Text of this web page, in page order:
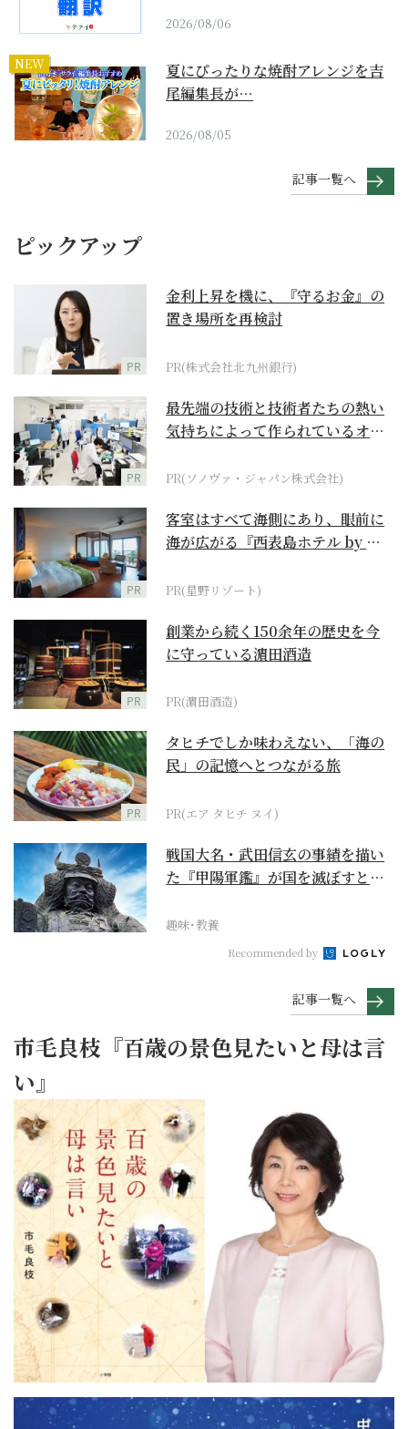
2026/08/06
NEW
夏にぴったりな焼酎アレンジを吉
尾編集長が…
2026/08/05
記事一覧へ
ピックアップ
PR
金利上昇を機に、『守るお金』の
置き場所を再検討
PR(株式会社北九州銀行)
PR
最先端の技術と技術者たちの熱い
気持ちによって作られているオー
PR(ソノヴァ・ジャパン株式会社)
PR
客室はすべて海側にあり、眼前に
海が広がる『西表島ホテル by 星
PR(星野リゾート)
PR
創業から続く150余年の歴史を今
に守っている濵田酒造
PR(濵田酒造)
PR
タヒチでしか味わえない、「海の
民」の記憶へとつながる旅
PR(エア タヒチ ヌイ)
戦国大名・武田信玄の事績を描い
た『甲陽軍鑑』が国を滅ぼすとし
趣味･教養
Recommended by
記事一覧へ
市毛良枝『百歳の景色見たいと母は言
い』